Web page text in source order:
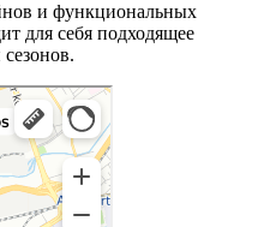
и функциональных
для себя подходящее